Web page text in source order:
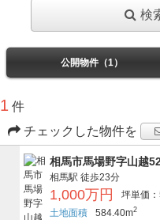
検
公開物件（1）
1 件
チェックした物件を
相馬市馬場野字山越
相馬駅 徒歩23分
1,000万円
坪単価
土地面積
584.40m2